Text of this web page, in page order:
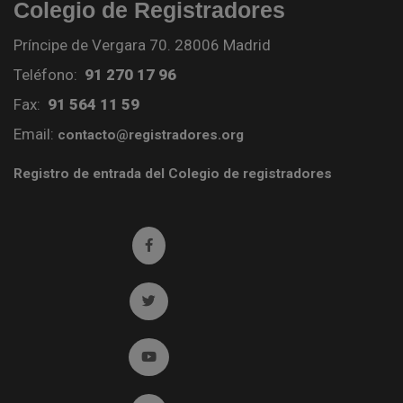
Colegio de Registradores
Príncipe de Vergara 70. 28006 Madrid
Teléfono: 91 270 17 96
Fax: 91 564 11 59
Email: contacto@registradores.org
Registro de entrada del Colegio de registradores
Ir a facebook (abre en ventana nueva)
Ir a twitter (abre en ventana nueva)
Ir a YouTube (abre en ventana nueva)